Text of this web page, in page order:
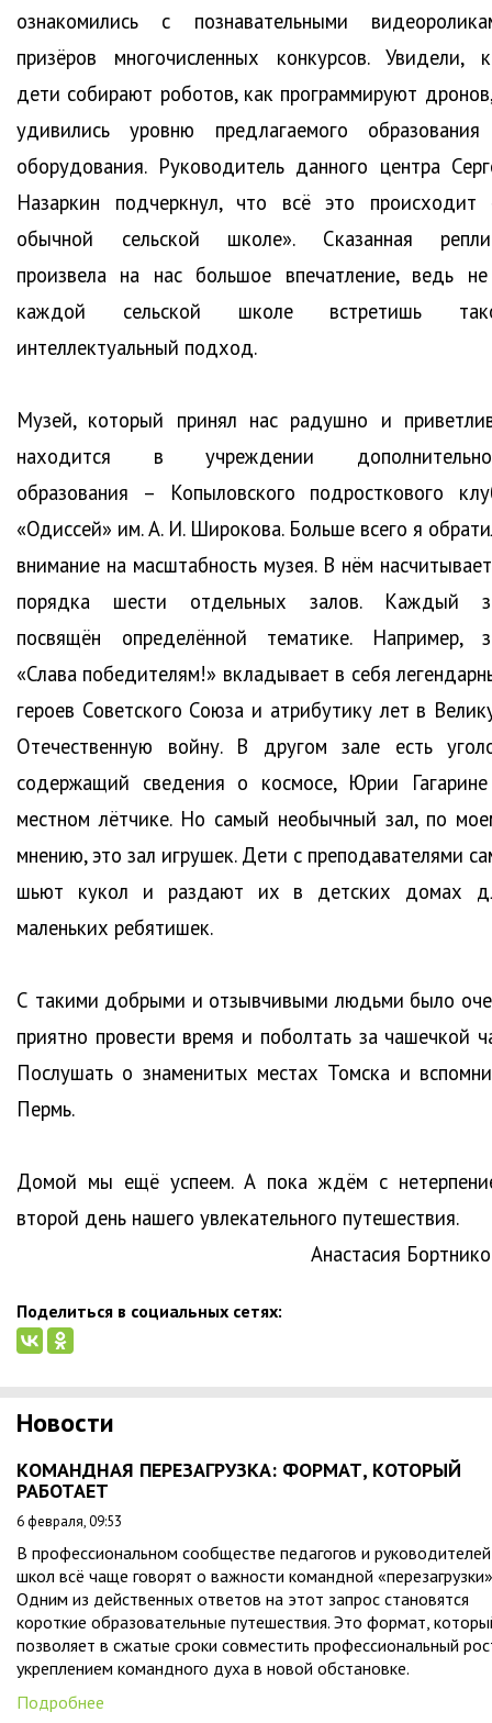
ознакомились с познавательными
призёров многочисленных конкурсов. Увидели,
дети собирают роботов, как программируют
удивились уровню предлагаемого
оборудования. Руководитель данного центра
Назаркин подчеркнул, что всё это происходит
обычной сельской школе». Сказанная
произвела на нас большое впечатление, ведь
каждой сельской школе встретишь
интеллектуальный подход.
Музей, который принял нас радушно и
находится в учреждении
образования – Копыловского подросткового
«Одиссей» им. А. И. Широкова. Больше всего я
внимание на масштабность музея. В нём
порядка шести отдельных залов. Каждый
посвящён определённой тематике. Например,
«Слава победителям!» вкладывает в себя
героев Советского Союза и атрибутику лет в
Отечественную войну. В другом зале есть
содержащий сведения о космосе, Юрии
местном лётчике. Но самый необычный зал, по
мнению, это зал игрушек. Дети с преподавателями
шьют кукол и раздают их в детских домах
маленьких ребятишек.
С такими добрыми и отзывчивыми людьми было
приятно провести время и поболтать за чашечкой
Послушать о знаменитых местах Томска и
Пермь.
Домой мы ещё успеем. А пока ждём с
второй день нашего увлекательного путешествия.
Анастасия
Поделиться в социальных сетях:
Новости
КОМАНДНАЯ ПЕРЕЗАГРУЗКА: ФОРМАТ, КОТОРЫЙ
РАБОТАЕТ
6 февраля, 09:53
В профессиональном сообществе педагогов и руководителей
школ всё чаще говорят о важности командной
Одним из действенных ответов на этот запрос становятся
короткие образовательные путешествия. Это формат,
позволяет в сжатые сроки совместить профессиональный
укреплением командного духа в новой обстановке.
Подробнее